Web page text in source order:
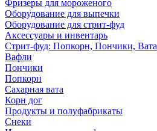
Фризеры для мороженого
Оборудование для выпечки
Оборудование для стрит-фуд
Аксессуары и инвентарь
Стрит-фуд: Попкорн, Пончики, Вата
Вафли
Пончики
Попкорн
Сахарная вата
Корн дог
Продукты и полуфабрикаты
Снеки